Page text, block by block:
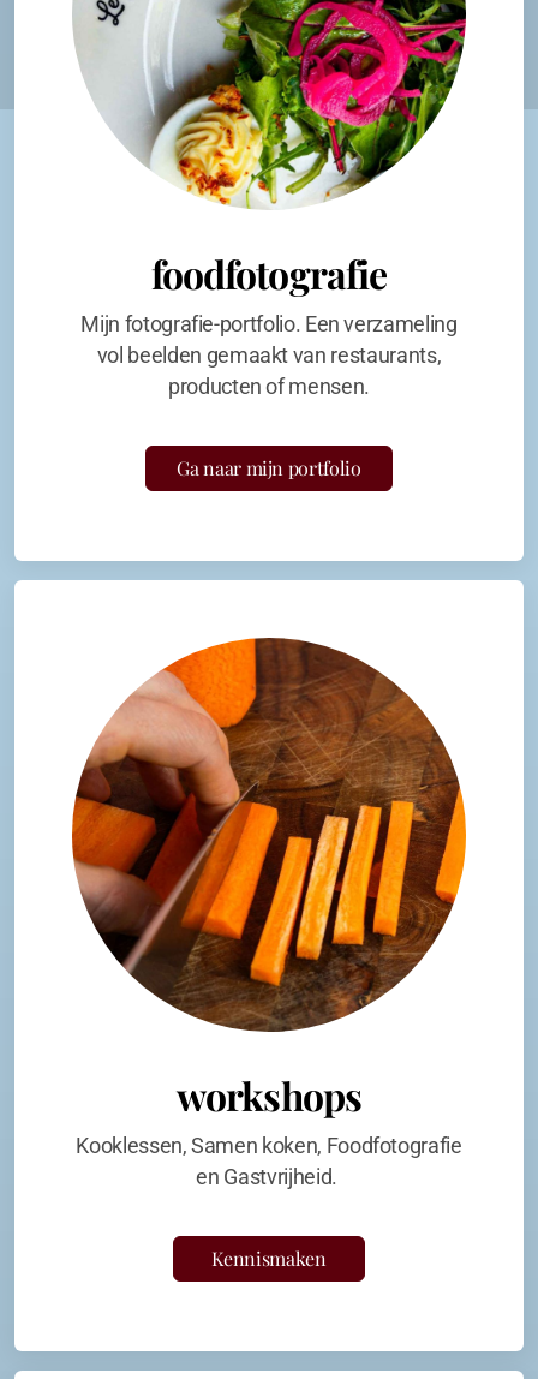
foodfotografie
Mijn fotografie-portfolio. Een verzameling
vol beelden gemaakt van restaurants,
producten of mensen.
Ga naar mijn portfolio
workshops
Kooklessen, Samen koken, Foodfotografie
en Gastvrijheid.
Kennismaken